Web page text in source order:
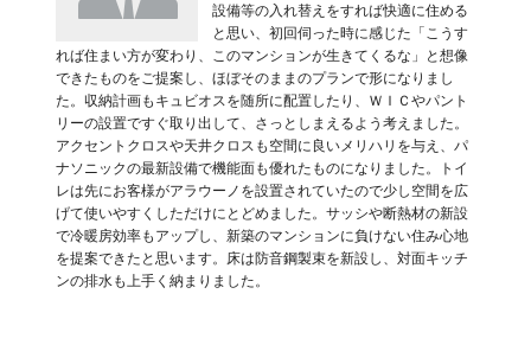
設備等の入れ替えをすれば快適に住める
と思い、初回伺った時に感じた「こうす
れば住まい方が変わり、このマンションが生きてくるな」と想像
できたものをご提案し、ほぼそのままのプランで形になりまし
た。収納計画もキュビオスを随所に配置したり、ＷＩＣやパント
リーの設置ですぐ取り出して、さっとしまえるよう考えました。
アクセントクロスや天井クロスも空間に良いメリハリを与え、パ
ナソニックの最新設備で機能面も優れたものになりました。トイ
レは先にお客様がアラウーノを設置されていたので少し空間を広
げて使いやすくしただけにとどめました。サッシや断熱材の新設
で冷暖房効率もアップし、新築のマンションに負けない住み心地
を提案できたと思います。床は防音鋼製束を新設し、対面キッチ
ンの排水も上手く納まりました。